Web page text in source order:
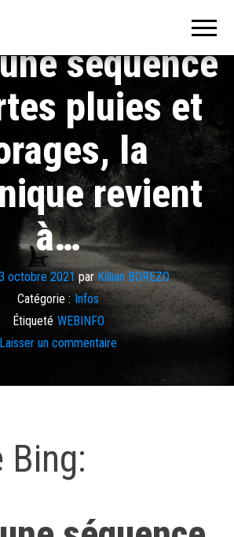
séquence
pluies et
la
revient
à…
octobre 2021 par Killian BOREZO
Catégorie : Infos
Étiqueté WEBINFO
Laisser un commentaire
Bing: